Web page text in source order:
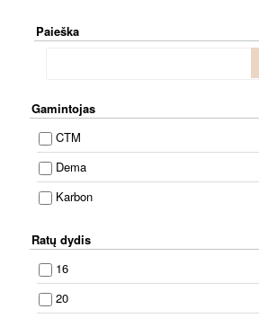
Paieška
Gamintojas
CTM
Dema
Karbon
Ratų dydis
16
20